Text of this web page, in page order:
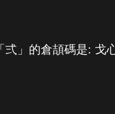
「弍」的倉頡碼是: